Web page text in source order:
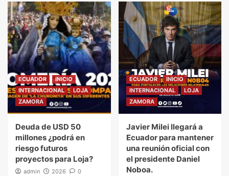
ECUADOR
INICIO
INTERNACIONAL
LOJA
ZAMORA
Deuda de USD 50
millones ¿podrá en
riesgo futuros
proyectos para Loja?
admin 2026 0
ECUADOR
INICIO
INTERNACIONAL
LOJA
ZAMORA
Javier Milei llegará a
Ecuador para mantener
una reunión oficial con
el presidente Daniel
Noboa.